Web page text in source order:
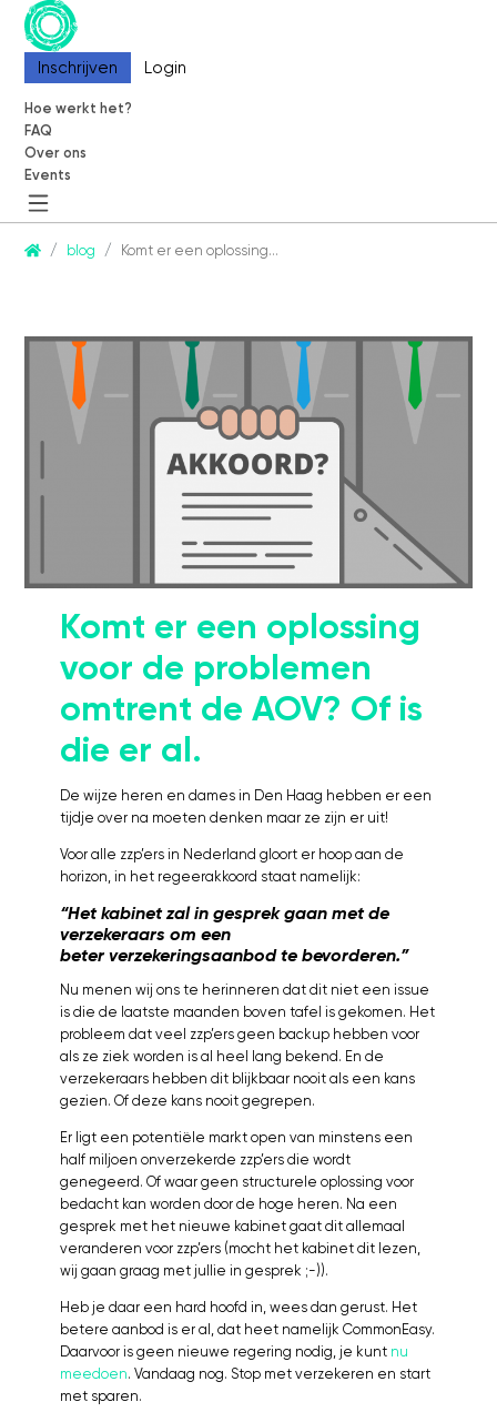
Inschrijven Login
Hoe werkt het?
FAQ
Over ons
Events
CommonEasy
Partners
Events
Informatie
FAQ
Overige video's
Netwerk
Groepen
Social
Community
Instagram
Linkedin
Inschrijven Login
Hoe werkt het?
FAQ
Over ons
Events
blog Komt er een oplossing…
Komt er een oplossing
voor de problemen
omtrent de AOV? Of is
die er al.
De wijze heren en dames in Den Haag hebben er een
tijdje over na moeten denken maar ze zijn er uit!
Voor alle zzp’ers in Nederland gloort er hoop aan de
horizon, in het regeerakkoord staat namelijk:
“Het kabinet zal in gesprek gaan met de
verzekeraars om een
beter verzekeringsaanbod te bevorderen.”
Nu menen wij ons te herinneren dat dit niet een issue
is die de laatste maanden boven tafel is gekomen. Het
probleem dat veel zzp’ers geen backup hebben voor
als ze ziek worden is al heel lang bekend. En de
verzekeraars hebben dit blijkbaar nooit als een kans
gezien. Of deze kans nooit gegrepen.
Er ligt een potentiële markt open van minstens een
half miljoen onverzekerde zzp’ers die wordt
genegeerd. Of waar geen structurele oplossing voor
bedacht kan worden door de hoge heren. Na een
gesprek met het nieuwe kabinet gaat dit allemaal
veranderen voor zzp’ers (mocht het kabinet dit lezen,
wij gaan graag met jullie in gesprek ;-)).
Heb je daar een hard hoofd in, wees dan gerust. Het
betere aanbod is er al, dat heet namelijk CommonEasy.
Daarvoor is geen nieuwe regering nodig, je kunt nu
meedoen. Vandaag nog. Stop met verzekeren en start
met sparen.